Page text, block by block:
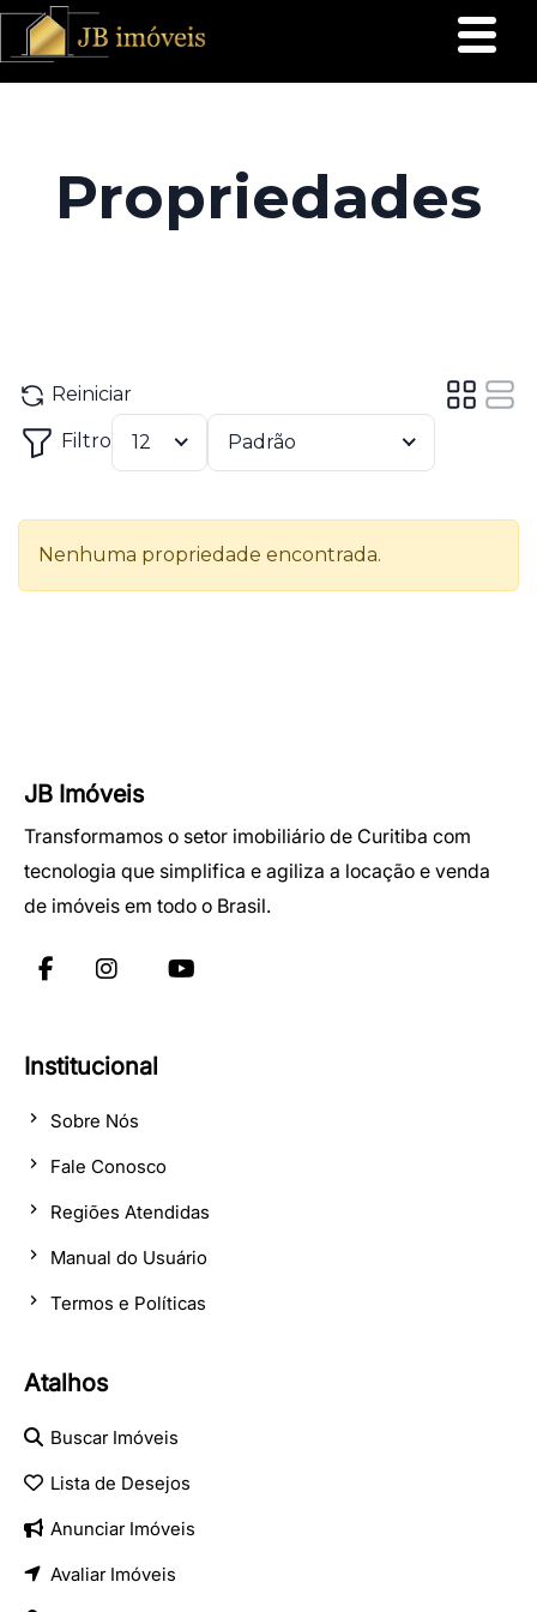
JB Imóveis
Transformamos o setor imobiliário de Curitiba com
tecnologia que simplifica e agiliza a locação e venda
de imóveis em todo o Brasil.
Institucional
Sobre Nós
Fale Conosco
Regiões Atendidas
Manual do Usuário
Termos e Políticas
Atalhos
Buscar Imóveis
Lista de Desejos
Anunciar Imóveis
Avaliar Imóveis